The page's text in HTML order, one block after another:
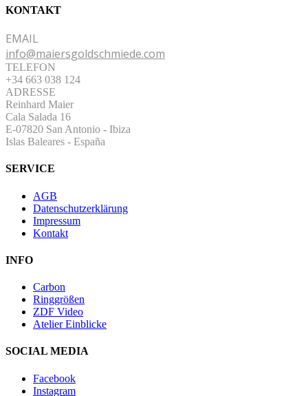
KONTAKT
EMAIL
info@maiersgoldschmiede.com
TELEFON
+34 663 038 124
ADRESSE
Reinhard Maier
Cala Salada 16
E-07820 San Antonio - Ibiza
Islas Baleares - España
SERVICE
AGB
Datenschutzerklärung
Impressum
Kontakt
INFO
Carbon
Ringgrößen
ZDF Video
Atelier Einblicke
SOCIAL MEDIA
Facebook
Instagram